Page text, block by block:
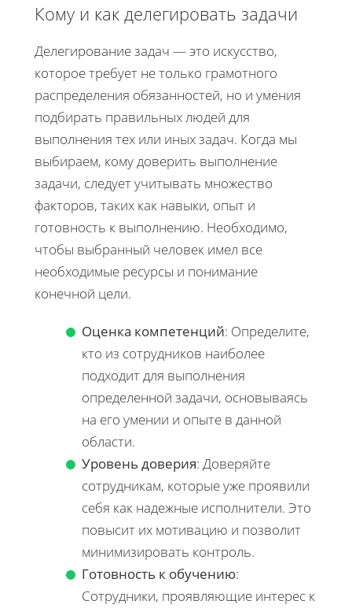
Кому и как делегировать задачи
Делегирование задач — это искусство,
которое требует не только грамотного
распределения обязанностей, но и умения
подбирать правильных людей для
выполнения тех или иных задач. Когда мы
выбираем, кому доверить выполнение
задачи, следует учитывать множество
факторов, таких как навыки, опыт и
готовность к выполнению. Необходимо,
чтобы выбранный человек имел все
необходимые ресурсы и понимание
конечной цели.
Оценка компетенций: Определите,
кто из сотрудников наиболее
подходит для выполнения
определенной задачи, основываясь
на его умении и опыте в данной
области.
Уровень доверия: Доверяйте
сотрудникам, которые уже проявили
себя как надежные исполнители. Это
повысит их мотивацию и позволит
минимизировать контроль.
Готовность к обучению:
Сотрудники, проявляющие интерес к